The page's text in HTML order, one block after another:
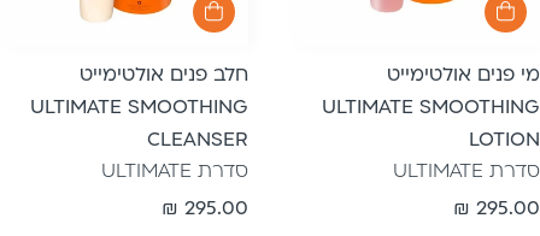
מי פנים אולטימייט
ULTIMATE SMOOTHING
LOTION
סדרת ULTIMATE
מחיר
295.00 ₪
חלב פנים אולטימייט
ULTIMATE SMOOTHING
CLEANSER
סדרת ULTIMATE
מחיר
295.00 ₪